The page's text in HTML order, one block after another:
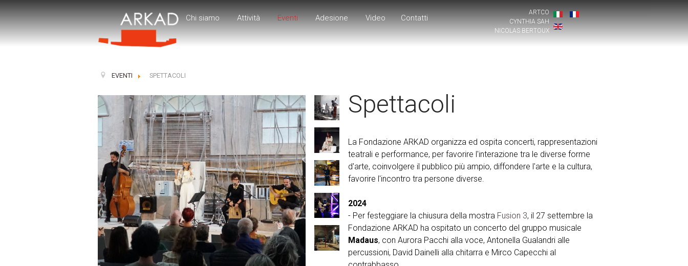
Chi siamo Attività Eventi Adesione Video Contatti
ARTCO
CYNTHIA SAH
NICOLAS BERTOUX
EVENTI SPETTACOLI
Spettacoli
La Fondazione ARKAD organizza ed ospita concerti, rappresentazioni
teatrali e performance, per favorire l'interazione tra le diverse forme
d'arte, coinvolgere il pubblico più ampio, diffondere l'arte e la cultura,
favorire l'incontro tra persone diverse.
2024
- Per festeggiare la chiusura della mostra Fusion 3, il 27 settembre la
Fondazione ARKAD ha ospitato un concerto del gruppo musicale
Madaus, con Aurora Pacchi alla voce, Antonella Gualandri alle
percussioni, David Dainelli alla chitarra e Mirco Capecchi al